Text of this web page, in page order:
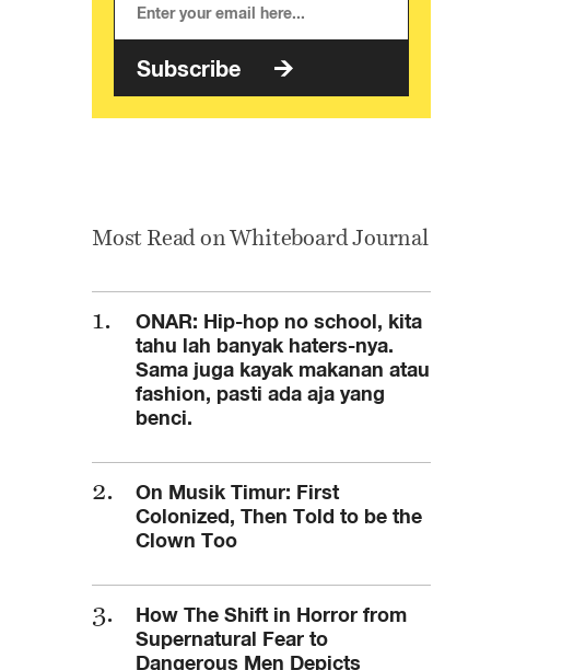
Subscribe
Most Read on Whiteboard Journal
ONAR: Hip-hop no school, kita
tahu lah banyak haters-nya.
Sama juga kayak makanan atau
fashion, pasti ada aja yang
benci.
On Musik Timur: First
Colonized, Then Told to be the
Clown Too
How The Shift in Horror from
Supernatural Fear to
Dangerous Men Depicts